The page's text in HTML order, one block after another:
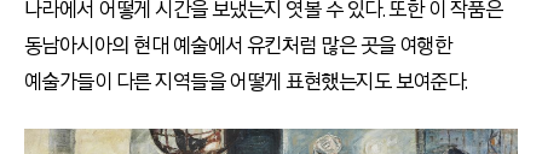
나라에서 어떻게 시간을 보냈는지 엿볼 수 있다.또한 이 작품은
동남아시아의 현대 예술에서 유킨처럼 많은 곳을 여행한
예술가들이 다른 지역들을 어떻게 표현했는지도 보여준다.